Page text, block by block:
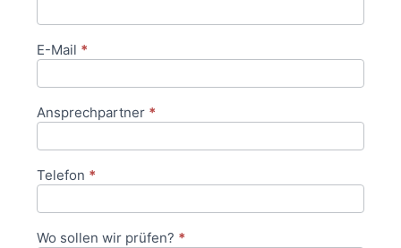
E-Mail *
Ansprechpartner *
Telefon *
Wo sollen wir prüfen? *